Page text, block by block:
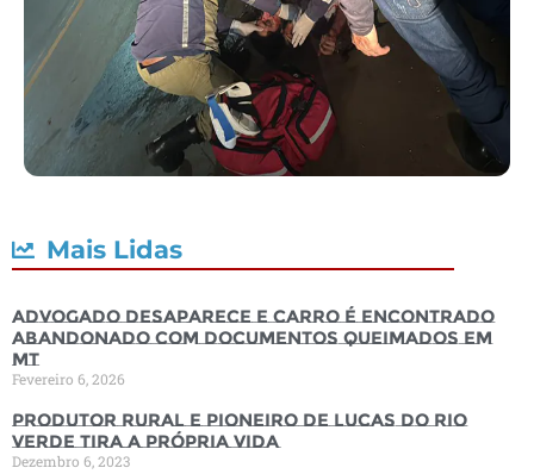
Mais Lidas
Advogado desaparece e carro é encontrado
abandonado com documentos queimados em
MT
Fevereiro 6, 2026
Produtor rural e pioneiro de Lucas do Rio
Verde tira a própria vida
Dezembro 6, 2023